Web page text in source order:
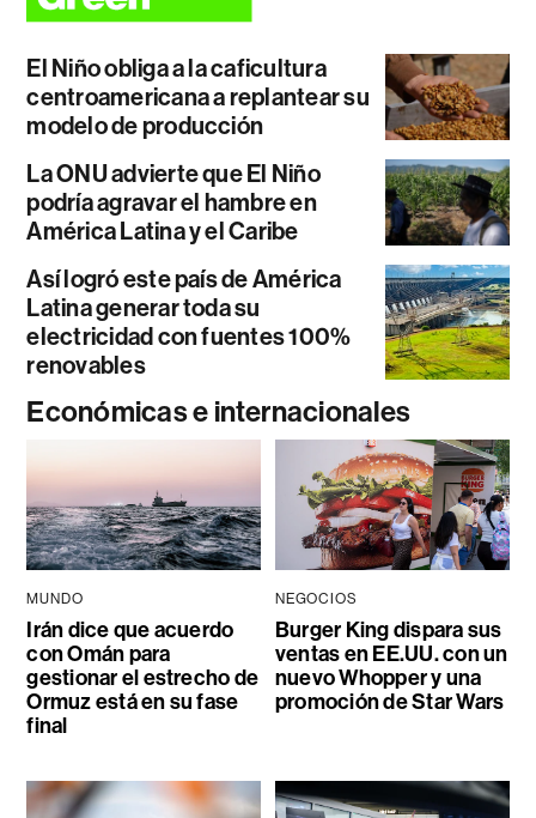
El Niño obliga a la caficultura
centroamericana a replantear su
modelo de producción
La ONU advierte que El Niño
podría agravar el hambre en
América Latina y el Caribe
Así logró este país de América
Latina generar toda su
electricidad con fuentes 100%
renovables
Económicas e internacionales
MUNDO
Irán dice que acuerdo
con Omán para
gestionar el estrecho de
Ormuz está en su fase
final
NEGOCIOS
Burger King dispara sus
ventas en EE.UU. con un
nuevo Whopper y una
promoción de Star Wars